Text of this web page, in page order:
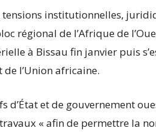
tensions institutionnelles,
régional de l’Afrique de
à Bissau fin janvier puis
l’Union africaine.
d’État et de gouvernement
travaux « afin de permettre la